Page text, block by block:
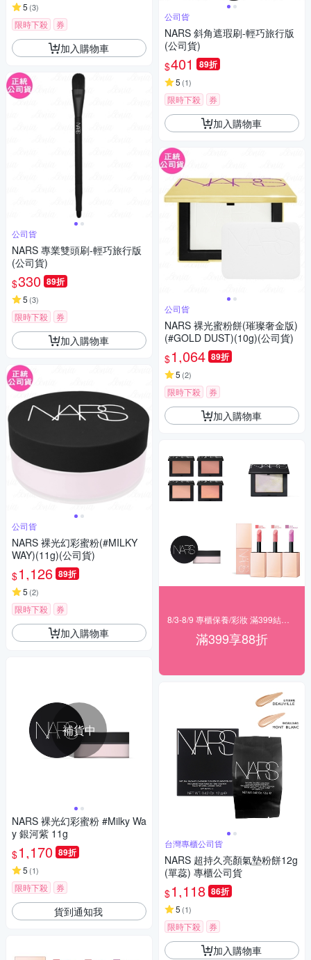
5 (3)
限時下殺 券
加入購物車
公司貨
NARS 專業雙頭刷-輕巧旅行版
(公司貨)
$330 89折
5 (3)
限時下殺 券
加入購物車
公司貨
NARS 裸光幻彩蜜粉(#MILKY
WAY)(11g)(公司貨)
$1,126 89折
5 (2)
限時下殺 券
加入購物車
補貨中
NARS 裸光幻彩蜜粉 #Milky Wa
y 銀河紫 11g
$1,170 89折
5 (1)
限時下殺 券
貨到通知我
公司貨
NARS 斜角遮瑕刷-輕巧旅行版
(公司貨)
$401 89折
5 (1)
限時下殺 券
加入購物車
公司貨
NARS 裸光蜜粉餅(璀璨奢金版)
(#GOLD DUST)(10g)(公司貨)
$1,064 89折
5 (2)
限時下殺 券
加入購物車
滿399享88折
台灣專櫃公司貨
NARS 超持久亮顏氣墊粉餅12g
(單蕊) 專櫃公司貨
$1,118 86折
5 (1)
限時下殺 券
加入購物車